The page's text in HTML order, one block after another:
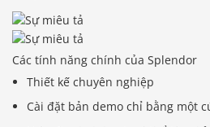
Các tính năng chính của Splendor
Thiết kế chuyên nghiệp
Cài đặt bản demo chỉ bằng một